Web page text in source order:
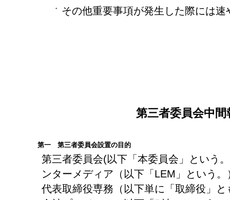
・ その他重要事項が発生した際には
第三者委員会中間
第一 第三者委員会設置の目的
第三者委員会(以下「本委員会」という
ンターメディア（以下「LEM」という
代表取締役専務（以下単に「取締役」